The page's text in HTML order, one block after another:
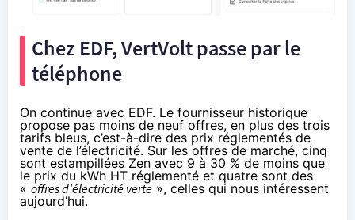
Chez EDF, VertVolt passe par le
téléphone
On continue avec EDF. Le fournisseur historique
propose pas moins de neuf offres, en plus des trois
tarifs bleus, c’est-à-dire des prix réglementés de
vente de l’électricité. Sur les offres de marché, cinq
sont estampillées Zen avec 9 à 30 % de moins que
le prix du kWh HT réglementé et quatre sont des
« offres d’électricité verte », celles qui nous intéressent
aujourd’hui.